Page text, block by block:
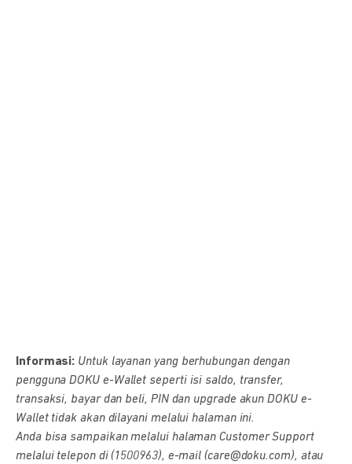
Informasi: Untuk layanan yang berhubungan dengan
pengguna DOKU e-Wallet seperti isi saldo, transfer,
transaksi, bayar dan beli, PIN dan upgrade akun DOKU e-
Wallet tidak akan dilayani melalui halaman ini.
Anda bisa sampaikan melalui halaman Customer Support
melalui telepon di (1500963), e-mail (care@doku.com), atau